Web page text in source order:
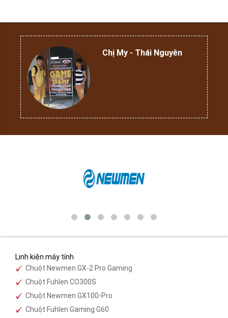
Chị My - Thái Nguyên
Linh kiện máy tính
Chuột Newmen GX-2 Pro Gaming
Chuột Fuhlen CO300S
Chuột Newmen GX100-Pro
Chuột Fuhlen Gaming G60